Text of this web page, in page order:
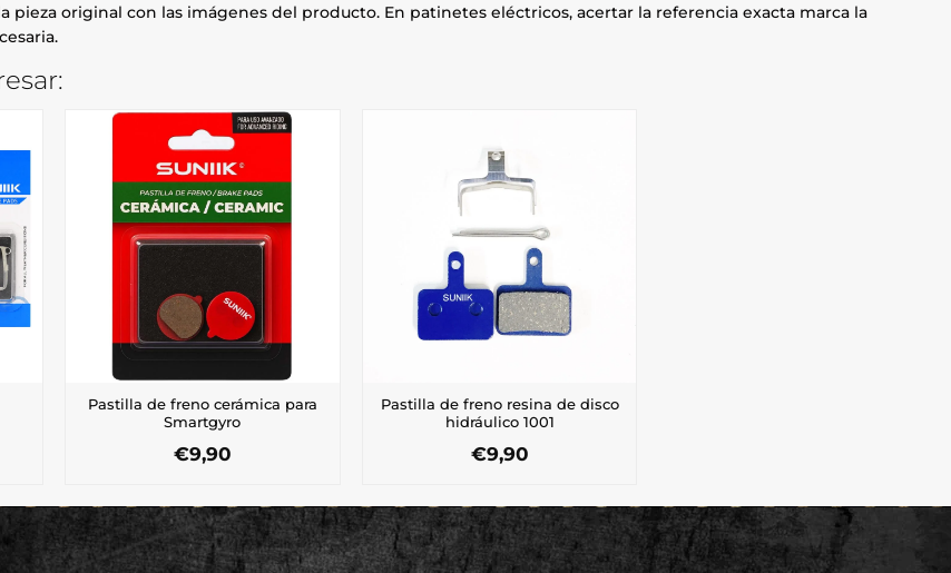
pieza original con las imágenes del producto. En patinetes eléctricos, acertar la referencia exacta marca la
Pastilla de freno cerámica para
Smartgyro
€9,90
Pastilla de freno resina de disco
hidráulico 1001
€9,90